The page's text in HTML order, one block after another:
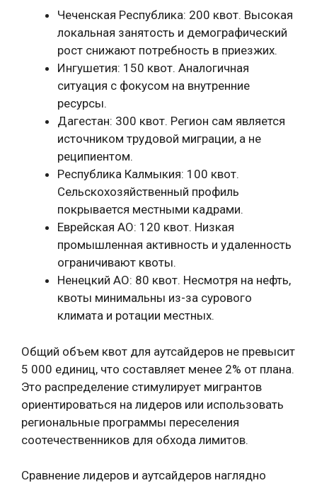
Чеченская Республика: 200 квот. Высокая
локальная занятость и демографический
рост снижают потребность в приезжих.
Ингушетия: 150 квот. Аналогичная
ситуация с фокусом на внутренние
ресурсы.
Дагестан: 300 квот. Регион сам является
источником трудовой миграции, а не
реципиентом.
Республика Калмыкия: 100 квот.
Сельскохозяйственный профиль
покрывается местными кадрами.
Еврейская АО: 120 квот. Низкая
промышленная активность и удаленность
ограничивают квоты.
Ненецкий АО: 80 квот. Несмотря на нефть,
квоты минимальны из-за сурового
климата и ротации местных.
Общий объем квот для аутсайдеров не превысит
5 000 единиц, что составляет менее 2% от плана.
Это распределение стимулирует мигрантов
ориентироваться на лидеров или использовать
региональные программы переселения
соотечественников для обхода лимитов.
Сравнение лидеров и аутсайдеров наглядно